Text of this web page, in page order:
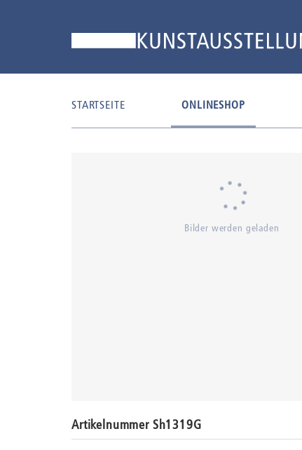
STARTSEITE ONLINESHOP
Bilder werden geladen
Artikelnummer Sh1319G